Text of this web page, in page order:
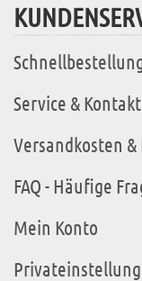
Service & Kontakt
Versandkosten
FAQ - Häufige
Mein Konto